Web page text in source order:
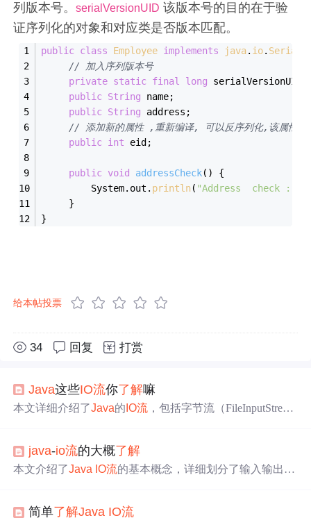
列版本号。serialVersionUID 该版本号的目的在于验
证序列化的对象和对应类是否版本匹配。
public class Employee implements java. io.
// 加入序列版本号
private static final long serialVersionUID
public String name;
public String address;
// 添加新的属性 ,重新编译, 可以反序列化,该属性赋
public int eid;
public void addressCheck()
{
         System.out.
println( "Address  check : "
     }
}
给本帖投票
34 回复 打赏
Java这些IO流你了解嘛
本文详细介绍了Java的 IO流 ，包括字节流（FileInputStrea
InputStream, BufferedReader）如何提高读写效率，并展示
了如何利用缓冲流进行文件拷贝。还涵盖了打印流、转换
am）的操作，以及对象流（序列化与反序列化）的概念和
java-io流的大概了解
本文介绍了Java IO流的基本概念，详细划分了输入输出流
e、InputStream、OutputStream等。
简单了解Java IO流